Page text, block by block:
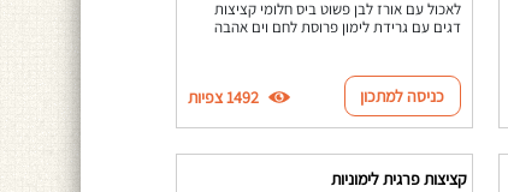
לאכול עם אורז לבן פשוט ביס חלומי קציצות
דגים עם גרידת לימון פרוסת לחם וים אהבה
כניסה למתכון 1492 צפיות
קציצות פרגית לימוניות